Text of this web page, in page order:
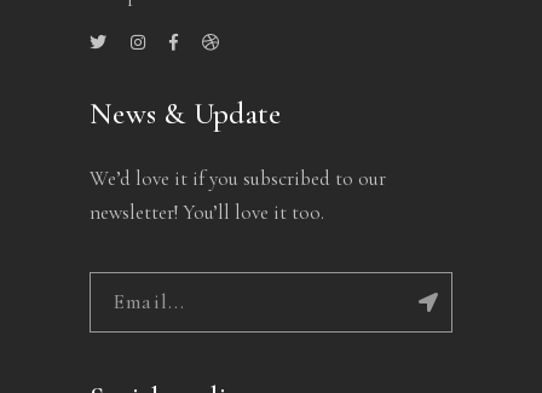
News & Update
We’d love it if you subscribed to our
newsletter! You’ll love it too.